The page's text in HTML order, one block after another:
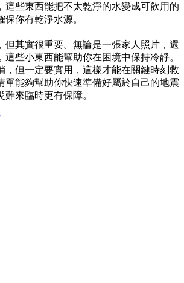
這些東西能把不太乾淨的水變成可飲用的
你有乾淨水源。
但其實很重要。無論是一張家人照片，還
這些小東西能幫助你在困境中保持冷靜。
，但一定要實用，這樣才能在關鍵時刻救
單能夠幫助你快速準備好屬於自己的地震
來臨時更有保障。